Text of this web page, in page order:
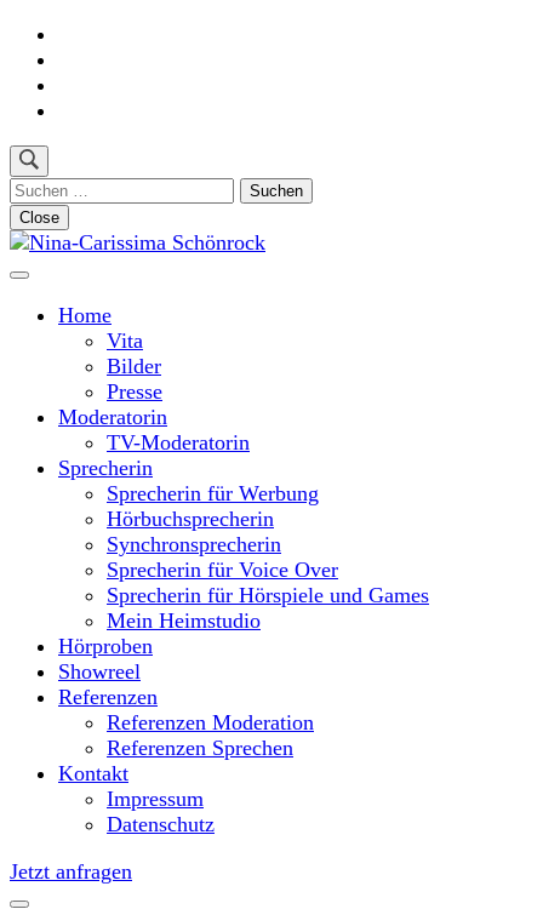
Skip
content
(Press
Suchen
nach:
Close
Nina-Carissima Schönrock
Home
Vita
Bilder
Presse
Moderatorin
TV-Moderatorin
Sprecherin
Sprecherin für Werbung
Hörbuchsprecherin
Synchronsprecherin
Sprecherin für Voice Over
Sprecherin für Hörspiele und Games
Mein Heimstudio
Hörproben
Showreel
Referenzen
Referenzen Moderation
Referenzen Sprechen
Kontakt
Impressum
Datenschutz
Jetzt anfragen